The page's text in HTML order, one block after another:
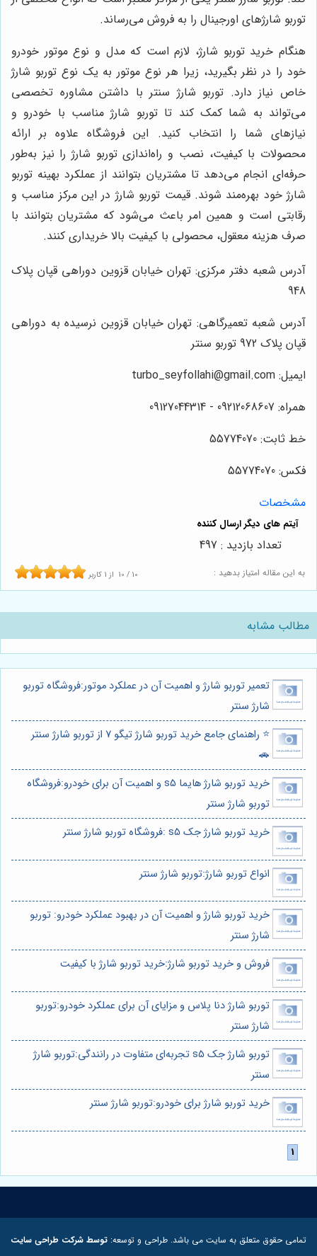
توربو شارژهای اورجینال را به فروش می‌رساند.
هنگام خرید توربو شارژ، لازم است که مدل و نوع موتور خودرو
خود را در نظر بگیرید، زیرا هر نوع موتور به یک نوع توربو شارژ
خاص نیاز دارد. توربو شارژ سنتر با داشتن مشاوره تخصصی
می‌تواند به شما کمک کند تا توربو شارژ مناسب با خودرو و
نیازهای شما را انتخاب کنید. این فروشگاه علاوه بر ارائه
محصولات با کیفیت، نصب و راه‌اندازی توربو شارژ را نیز به‌طور
حرفه‌ای انجام می‌دهد تا مشتریان بتوانند از عملکرد بهینه توربو
شارژ خود بهره‌مند شوند. قیمت توربو شارژ در این مرکز مناسب و
رقابتی است و همین امر باعث می‌شود که مشتریان بتوانند با
صرف هزینه معقول، محصولی با کیفیت بالا خریداری کنند.
آدرس شعبه دفتر مرکزی: تهران خیابان قزوین دوراهی قپان پلاک
948
آدرس شعبه تعمیرگاهی: تهران خیابان قزوین نرسیده به دوراهی
قپان پلاک 972 توربو سنتر
ایمیل: turbo_seyfollahi@gmail.com
همراه: 09212068607 - 09127044314
خط ثابت: 55774070
فکس: 55774070
مشخصات
به این مقاله امتیاز بدهید : 10 / 10 از 1 کاربر
تعداد بازدید : 497
مطالب مشابه
تعمیر توربو شارژ و اهمیت آن در عملکرد موتور:فروشگاه توربو
شارژ سنتر
⭐️ راهنمای جامع خرید توربو شارژ تیگو 7 از توربو شارژ سنتر
🚗
خرید توربو شارژ هایما s5 و اهمیت آن برای خودرو:فروشگاه
توربو شارژ سنتر
خرید توربو شارژ جک s5 :فروشگاه توربو شارژ سنتر
انواع توربو شارژ:توربو شارژ سنتر
خرید توربو شارژ و اهمیت آن در بهبود عملکرد خودرو: توربو
شارژ سنتر
فروش و خرید توربو شارژ:خرید توربو شارژ با کیفیت
توربو شارژ دنا پلاس و مزایای آن برای عملکرد خودرو:توربو
شارژ سنتر
توربو شارژ جک s5 تجربه‌ای متفاوت در رانندگی:توربو شارژ
سنتر
خرید توربو شارژ برای خودرو:توربو شارژ سنتر
تمامی حقوق متعلق به سایت می باشد. طراحی و توسعه: توسط شرکت طراحی سایت